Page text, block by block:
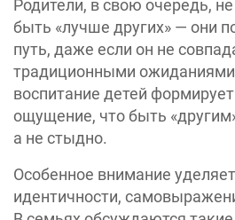
Родители, в свою очередь,
быть «лучше других» — они
путь, даже если он не
традиционными
воспитание детей
ощущение, что быть
а не стыдно.
Особенное внимание
идентичности,